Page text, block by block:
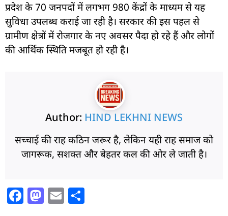
प्रदेश के 70 जनपदों में लगभग 980 केंद्रों के माध्यम से यह
सुविधा उपलब्ध कराई जा रही है। सरकार की इस पहल से
ग्रामीण क्षेत्रों में रोजगार के नए अवसर पैदा हो रहे हैं और लोगों
की आर्थिक स्थिति मजबूत हो रही है।
Author: HIND LEKHNI NEWS
सच्चाई की राह कठिन जरूर है, लेकिन यही राह समाज को
जागरूक, सशक्त और बेहतर कल की ओर ले जाती है।
F M E